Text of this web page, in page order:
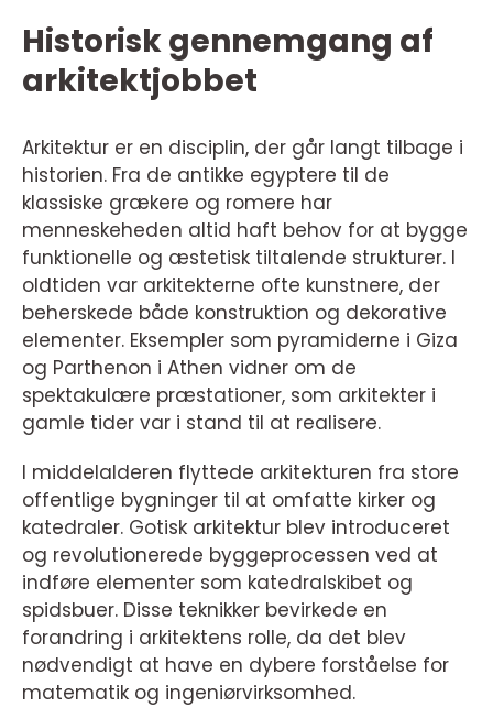
Historisk gennemgang af
arkitektjobbet
Arkitektur er en disciplin, der går langt tilbage i
historien. Fra de antikke egyptere til de
klassiske grækere og romere har
menneskeheden altid haft behov for at bygge
funktionelle og æstetisk tiltalende strukturer. I
oldtiden var arkitekterne ofte kunstnere, der
beherskede både konstruktion og dekorative
elementer. Eksempler som pyramiderne i Giza
og Parthenon i Athen vidner om de
spektakulære præstationer, som arkitekter i
gamle tider var i stand til at realisere.
I middelalderen flyttede arkitekturen fra store
offentlige bygninger til at omfatte kirker og
katedraler. Gotisk arkitektur blev introduceret
og revolutionerede byggeprocessen ved at
indføre elementer som katedralskibet og
spidsbuer. Disse teknikker bevirkede en
forandring i arkitektens rolle, da det blev
nødvendigt at have en dybere forståelse for
matematik og ingeniørvirksomhed.